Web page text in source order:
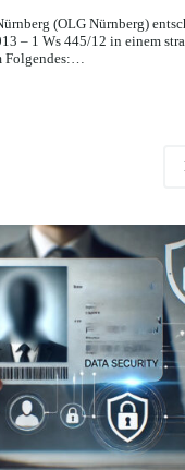
(OLG Nürnberg)
– 1 Ws 445/12 in einem